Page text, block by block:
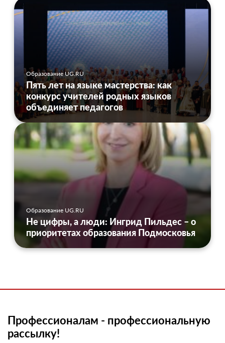
Образование UG.RU
Пять лет на языке мастерства: как
конкурс учителей родных языков
объединяет педагогов
Образование UG.RU
Не цифры, а люди: Ингрид Пильдес – о
приоритетах образования Подмосковья
Профессионалам - профессиональную
рассылку!